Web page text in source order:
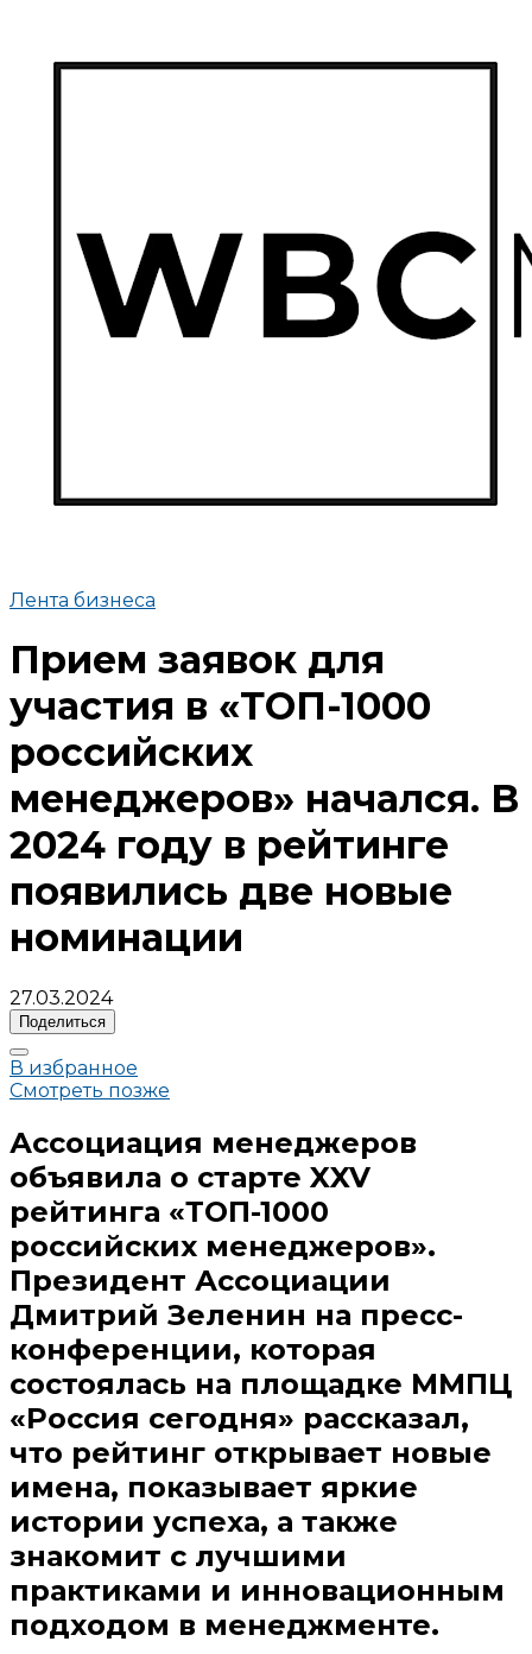
Лента бизнеса
Прием заявок для
участия в «ТОП-1000
российских
менеджеров» начался. В
2024 году в рейтинге
появились две новые
номинации
27.03.2024
Поделиться
В избранное
Смотреть позже
Ассоциация менеджеров
объявила о старте XXV
рейтинга «ТОП-1000
российских менеджеров».
Президент Ассоциации
Дмитрий Зеленин на пресс-
конференции, которая
состоялась на площадке ММПЦ
«Россия сегодня» рассказал,
что рейтинг открывает новые
имена, показывает яркие
истории успеха, а также
знакомит с лучшими
практиками и инновационным
подходом в менеджменте.